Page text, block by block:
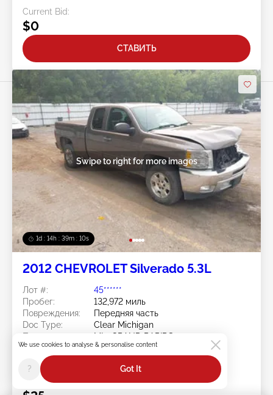
Current Bid:
$0
СТАВИТЬ
1d : 14h : 39m : 07s
Swipe to right for more images
2012 CHEVROLET Silverado 5.3L
Лот #:
45******
Пробег:
132,972 миль
Повреждения:
Передняя часть
Doc Type:
Clear Michigan
Площадка:
MI - GRAND RAPIDS
Дата торгов:
08/10/2026
Статус ставки:
Current Bid:
We use cookies to analyse & personalise content
? Got It